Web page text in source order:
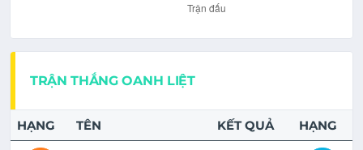
TRẬN THẮNG OANH LIỆT
HẠNG TÊN KẾT QUẢ HẠNG